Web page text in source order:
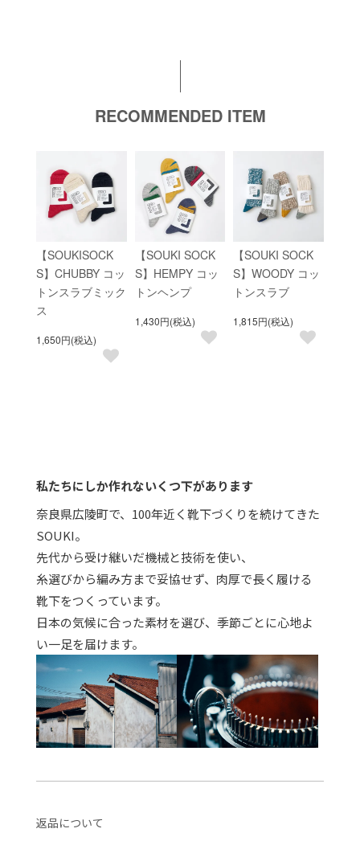
RECOMMENDED ITEM
【SOUKISOCK
S】CHUBBY コッ
トンスラブミック
ス
1,650円(税込)
【SOUKI SOCK
S】HEMPY コッ
トンヘンプ
1,430円(税込)
【SOUKI SOCK
S】WOODY コッ
トンスラブ
1,815円(税込)
私たちにしか作れないくつ下があります
奈良県広陵町で、100年近く靴下づくりを続けてきた
SOUKI。
先代から受け継いだ機械と技術を使い、
糸選びから編み方まで妥協せず、肉厚で長く履ける
靴下をつくっています。
日本の気候に合った素材を選び、季節ごとに心地よ
い一足を届けます。
返品について